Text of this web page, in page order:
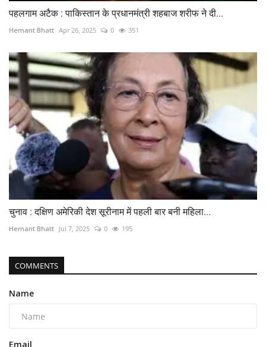
पहलगाम अटैक : पाकिस्तान के प्रधानमंत्री शहबाज शरीफ ने दी...
Hemant Bhatt Apr 26, 2025 0 351
चुनाव : दक्षिण अमेरिकी देश सूरीनाम में पहली बार बनी महिला...
Hemant Bhatt Jul 7, 2025 0 195
COMMENTS
Name
Email